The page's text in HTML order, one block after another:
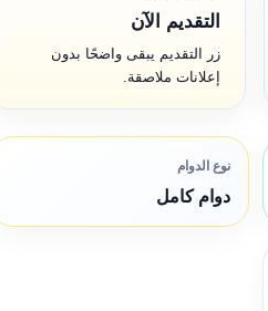
التقديم الآن
زر التقديم يبقى واضحًا بدون
إعلانات ملاصقة.
نوع الدوام
دوام كامل